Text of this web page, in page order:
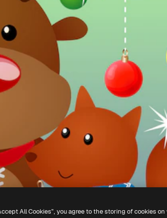
All Cookies”, you agree to the storing of cookies